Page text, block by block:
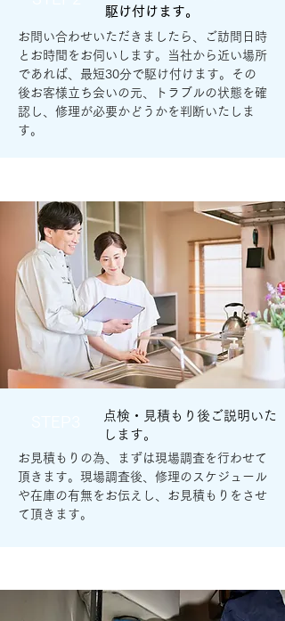
駆け付けます。
お問い合わせいただきましたら、ご訪問日時
とお時間をお伺いします。当社から近い場所
であれば、最短30分で駆け付けます。その
後お客様立ち会いの元、トラブルの状態を確
認し、修理が必要かどうかを判断いたしま
す。
点検・見積もり後ご説明いた
します。
お見積もりの為、まずは現場調査を行わせて
頂きます。現場調査後、修理のスケジュール
や在庫の有無をお伝えし、お見積もりをさせ
て頂きます。